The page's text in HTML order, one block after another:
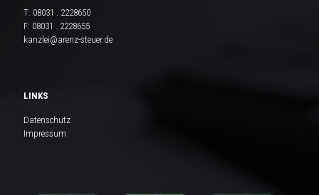
T: 08031 . 2228650
F: 08031 . 2228655
kanzlei@arenz-steuer.de
LINKS
Datenschutz
Impressum